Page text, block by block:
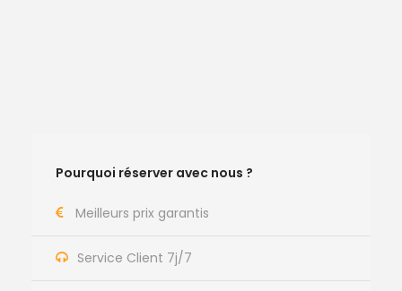
Pourquoi réserver avec nous ?
Meilleurs prix garantis
Service Client 7j/7